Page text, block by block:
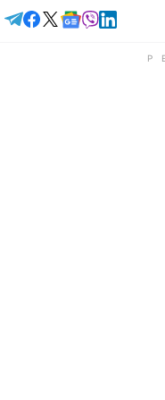
Читайте у Telegram
Читайте у
Читайте у X
Читайте у
Читайте